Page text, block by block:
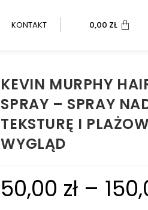
KONTAKT 0,00 ZŁ
KEVIN MURPHY
SPRAY – SPRAY
TEKSTURĘ I
WYGLĄD
50,00 zł –